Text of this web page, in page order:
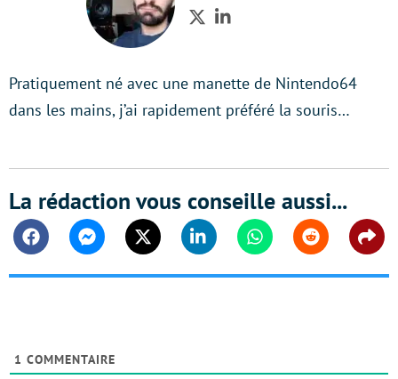
TwitterLinkedIn
Pratiquement né avec une manette de Nintendo64
dans les mains, j’ai rapidement préféré la souris…
La rédaction vous conseille aussi...
FacebookMessengerTwitter Linkedin WhatsappReddit
1 COMMENTAIRE